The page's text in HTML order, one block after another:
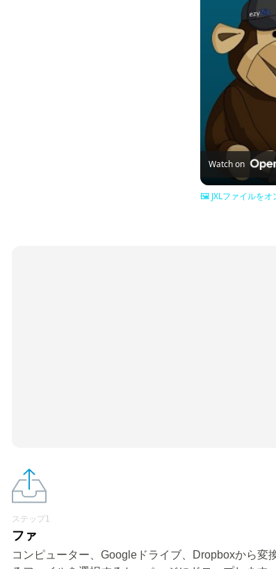
Watch on
🖼️ JXLファイルをオ
ステップ1
ファ
コンピューター、Googleドライブ、Dropboxから変